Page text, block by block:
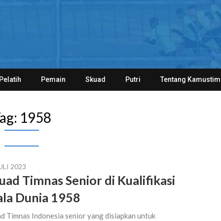
Pelatih Pemain Skuad Putri Tentang
1958
2023
Timnas Senior di Kualifikasi
Dunia 1958
Timnas Indonesia senior yang disiapkan untuk